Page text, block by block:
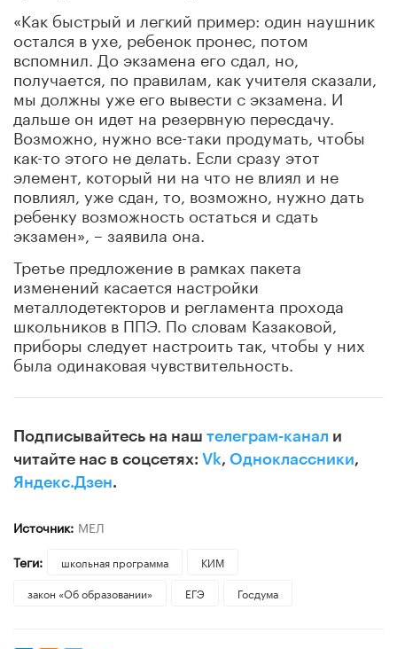
«Как быстрый и легкий пример: один наушник
остался в ухе, ребенок пронес, потом
вспомнил. До экзамена его сдал, но,
получается, по правилам, как учителя сказали,
мы должны уже его вывести с экзамена. И
дальше он идет на резервную пересдачу.
Возможно, нужно все-таки продумать, чтобы
как-то этого не делать. Если сразу этот
элемент, который ни на что не влиял и не
повлиял, уже сдан, то, возможно, нужно дать
ребенку возможность остаться и сдать
экзамен», – заявила она.
Третье предложение в рамках пакета
изменений касается настройки
металлодетекторов и регламента прохода
школьников в ППЭ. По словам Казаковой,
приборы следует настроить так, чтобы у них
была одинаковая чувствительность.
Подписывайтесь на наш телеграм-канал и
читайте нас в соцсетях: Vk, Одноклассники,
Яндекс.Дзен.
Источник: МЕЛ
Теги:
школьная программа
КИМ
закон «Об образовании»
ЕГЭ Госдума